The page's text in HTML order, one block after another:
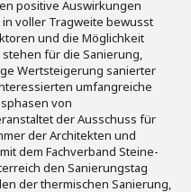
positive Auswirkungen
voller Tragweite bewusst
und die Möglichkeit
für die Sanierung,
Wertsteigerung sanierter
umfangreiche
von
der Ausschuss für
der Architekten und
dem Fachverband Steine-
den Sanierungstag
der thermischen Sanierung,